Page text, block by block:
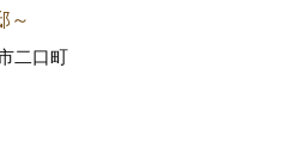
～
二口町